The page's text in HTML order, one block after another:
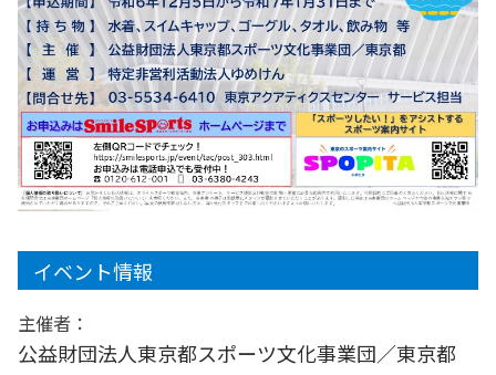
イベント情報
主催者：
公益財団法人東京都スポーツ文化事業団／東京都